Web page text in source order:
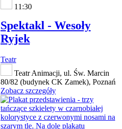
11:30
Spektakl - Wesoły
Ryjek
Teatr
Teatr Animacji, ul. Św. Marcin
80/82 (budynek CK Zamek), Poznań
Zobacz szczegóły